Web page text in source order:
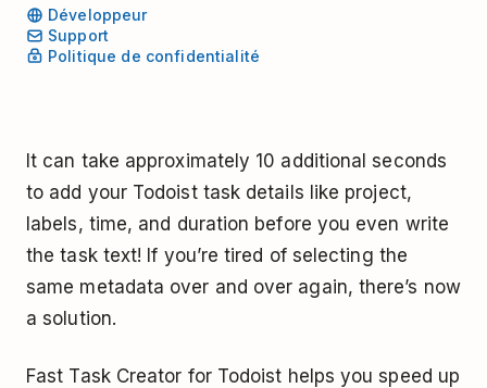
Développeur
Support
Politique de confidentialité
It can take approximately 10 additional seconds
to add your Todoist task details like project,
labels, time, and duration before you even write
the task text! If you’re tired of selecting the
same metadata over and over again, there’s now
a solution.
Fast Task Creator for Todoist helps you speed up